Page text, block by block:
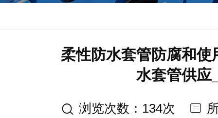
柔性防水套管防腐和
水套管供应
浏览次数：134次